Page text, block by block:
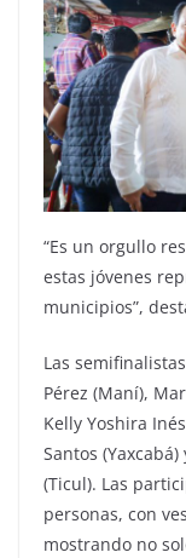
“Es un orgullo
estas jóvenes
municipios”,
Las
Pérez (Maní),
Kelly Yoshira
Santos
(Ticul). Las
personas, con
mostrando no